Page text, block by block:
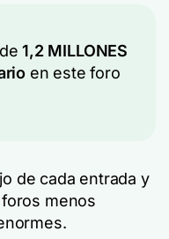
de1,2 MILLONES
en este foro
de cada entrada y
menos